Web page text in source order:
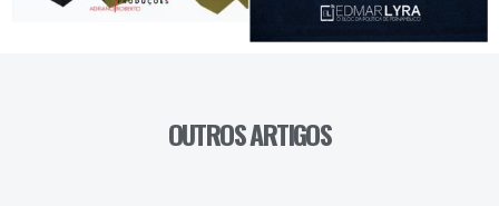
OUTROS ARTIGOS